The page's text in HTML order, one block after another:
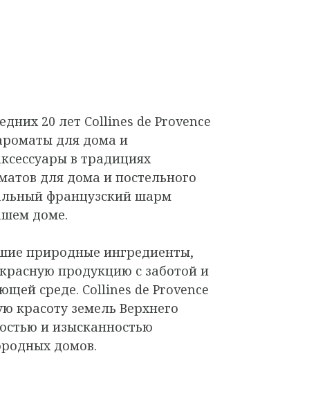
20 лет Collines de Provence
для дома и
в традициях
для дома и постельного
французский шарм
доме.
природные ингредиенты,
продукцию с заботой и
среде. Collines de Provence
красоту земель Верхнего
и изысканностью
домов.